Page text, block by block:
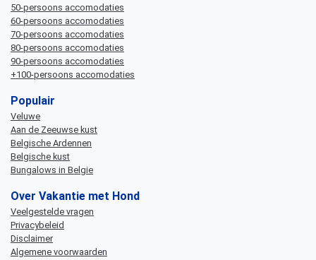
50-persoons accomodaties
60-persoons accomodaties
70-persoons accomodaties
80-persoons accomodaties
90-persoons accomodaties
+100-persoons accomodaties
Populair
Veluwe
Aan de Zeeuwse kust
Belgische Ardennen
Belgische kust
Bungalows in Belgie
Over Vakantie met Hond
Veelgestelde vragen
Privacybeleid
Disclaimer
Algemene voorwaarden